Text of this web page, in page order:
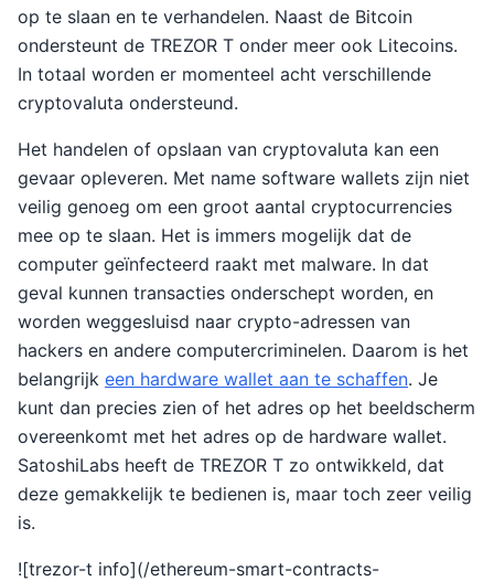
op te slaan en te verhandelen. Naast de Bitcoin
ondersteunt de TREZOR T onder meer ook Litecoins.
In totaal worden er momenteel acht verschillende
cryptovaluta ondersteund.
Het handelen of opslaan van cryptovaluta kan een
gevaar opleveren. Met name software wallets zijn niet
veilig genoeg om een groot aantal cryptocurrencies
mee op te slaan. Het is immers mogelijk dat de
computer geïnfecteerd raakt met malware. In dat
geval kunnen transacties onderschept worden, en
worden weggesluisd naar crypto-adressen van
hackers en andere computercriminelen. Daarom is het
belangrijk een hardware wallet aan te schaffen. Je
kunt dan precies zien of het adres op het beeldscherm
overeenkomt met het adres op de hardware wallet.
SatoshiLabs heeft de TREZOR T zo ontwikkeld, dat
deze gemakkelijk te bedienen is, maar toch zeer veilig
is.
![trezor-t info](/ethereum-smart-contracts-